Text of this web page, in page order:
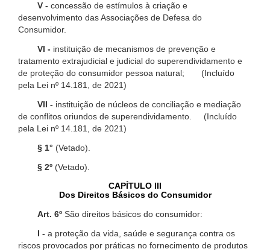
V - concessão de estímulos à criação e
desenvolvimento das Associações de Defesa do
Consumidor.
VI - instituição de mecanismos de prevenção e
tratamento extrajudicial e judicial do superendividamento e
de proteção do consumidor pessoa natural; (Incluído
pela Lei nº 14.181, de 2021)
VII - instituição de núcleos de conciliação e mediação
de conflitos oriundos de superendividamento. (Incluído
pela Lei nº 14.181, de 2021)
§ 1° (Vetado).
§ 2º (Vetado).
CAPÍTULO III
Dos Direitos Básicos do Consumidor
Art. 6º São direitos básicos do consumidor:
I - a proteção da vida, saúde e segurança contra os
riscos provocados por práticas no fornecimento de produtos